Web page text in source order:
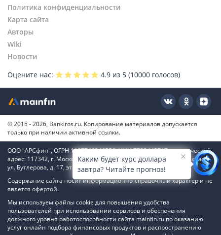
Политика конфиденциальности
Карта сайта
Авторы
Wiki
Новости
Оцените нас:
4.9 из 5 (10000 голосов)
© 2015 - 2026, Bankiros.ru. Копирование материалов допускается
только при наличии активной ссылки.
ООО "АРСфин", ОГРН 1187746346556, ИНН 7722445717, юридический
адрес: 117342, г. Москва, вн. тер. г. муниципальный округ Коньково,
ул. Бутлерова, д. 17, этаж 4, ком. 66
Содержание сайта носит информационно-справочный характер и не
явлется офертой.
Мы используем файлы cookie для повышения удобства
пользователей при использовании сервисов и обеспечения
должного уровня работоспособности сайта mainfin.ru по оказанию
услуг онлайн подбора финансовых продуктов и распространению
Каким будет курс доллара
завтра? Читайте прогноз!